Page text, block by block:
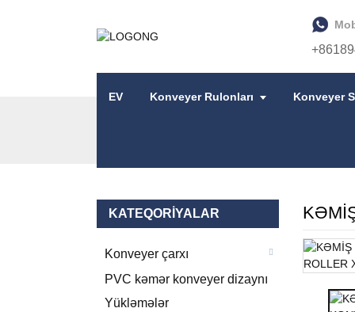
EV Konveyer Rulonları Konveyer
KATEQORIYALAR
Konveyer çarxı
PVC kəmər konveyer dizaynı
Yükləmələr